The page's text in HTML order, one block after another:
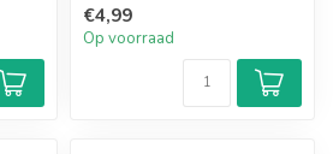
€4,99
Op voorraad